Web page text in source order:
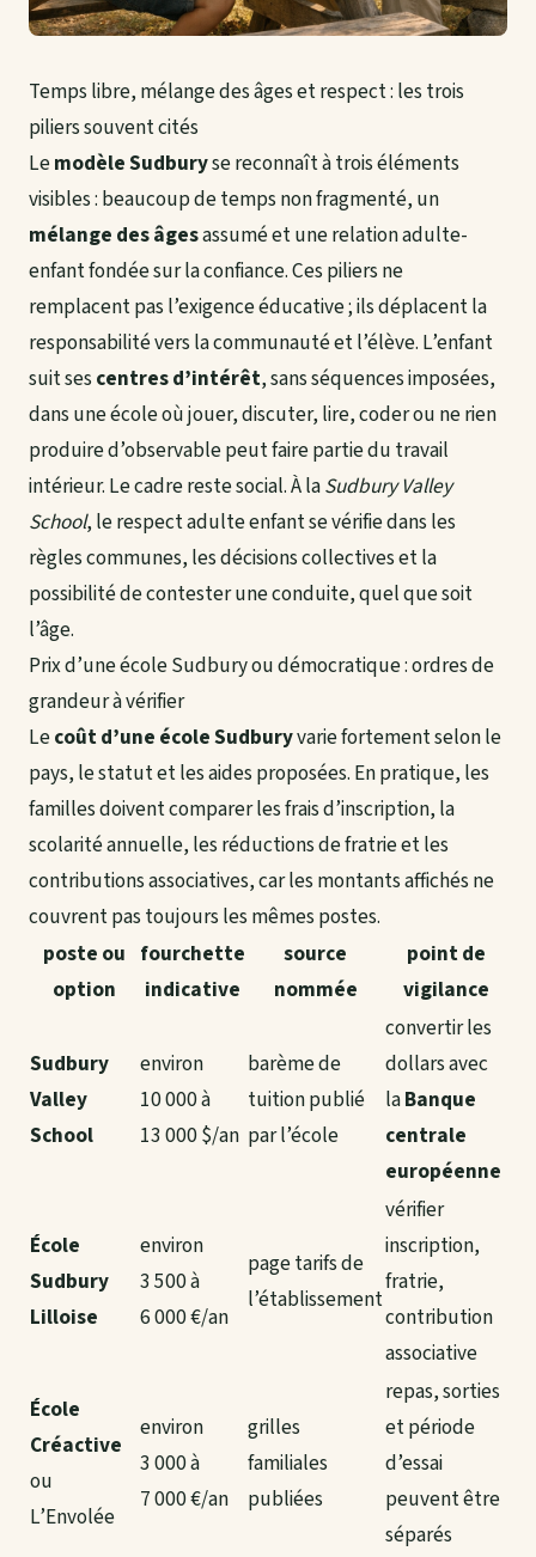
Temps libre, mélange des âges et respect : les trois
piliers souvent cités
Lemodèle Sudburyse reconnaît à trois éléments
visibles : beaucoup de temps non fragmenté, un
mélange des âgesassumé et une relation adulte-
enfant fondée sur la confiance. Ces piliers ne
remplacent pas l’exigence éducative ; ils déplacent la
responsabilité vers la communauté et l’élève. L’enfant
suit sescentres d’intérêt, sans séquences imposées,
dans une école où jouer, discuter, lire, coder ou ne rien
produire d’observable peut faire partie du travail
intérieur. Le cadre reste social. À laSudbury Valley
School, le respect adulte enfant se vérifie dans les
règles communes, les décisions collectives et la
possibilité de contester une conduite, quel que soit
l’âge.
Prix d’une école Sudbury ou démocratique : ordres de
grandeur à vérifier
Lecoût d’une école Sudburyvarie fortement selon le
pays, le statut et les aides proposées. En pratique, les
familles doivent comparer les frais d’inscription, la
scolarité annuelle, les réductions de fratrie et les
contributions associatives, car les montants affichés ne
couvrent pas toujours les mêmes postes.
poste ou
option
fourchette
indicative
source
nommée
point de
vigilance
Sudbury
Valley
School
environ
10 000 à
13 000 $/an
barème de
tuition publié
par l’école
convertir les
dollars avec
laBanque
centrale
européenne
École
Sudbury
Lilloise
environ
3 500 à
6 000 €/an
page tarifs de
l’établissement
vérifier
inscription,
fratrie,
contribution
associative
École
Créactive
ou
L’Envolée
environ
3 000 à
7 000 €/an
grilles
familiales
publiées
repas, sorties
et période
d’essai
peuvent être
séparés